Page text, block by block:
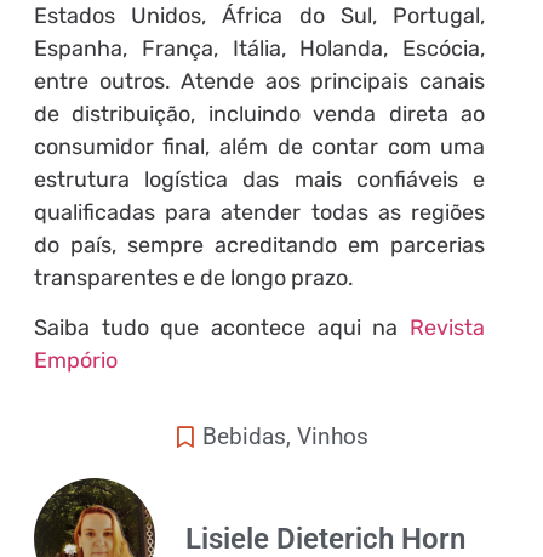
Estados Unidos, África do Sul, Portugal,
Espanha, França, Itália, Holanda, Escócia,
entre outros. Atende aos principais canais
de distribuição, incluindo venda direta ao
consumidor final, além de contar com uma
estrutura logística das mais confiáveis e
qualificadas para atender todas as regiões
do país, sempre acreditando em parcerias
transparentes e de longo prazo.
Saiba tudo que acontece aqui na Revista
Empório
Bebidas, Vinhos
Lisiele Dieterich Horn